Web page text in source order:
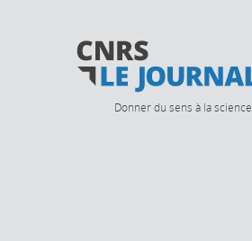
Donner du sens à la science